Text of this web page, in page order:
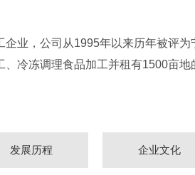
业，公司从1995年以来历年被评为
冷冻调理食品加工并租有1500亩
发展历程 企业文化